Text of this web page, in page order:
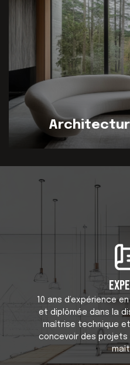
10 ans d’expérience
et diplômée dans la
maîtrise technique
concevoir des